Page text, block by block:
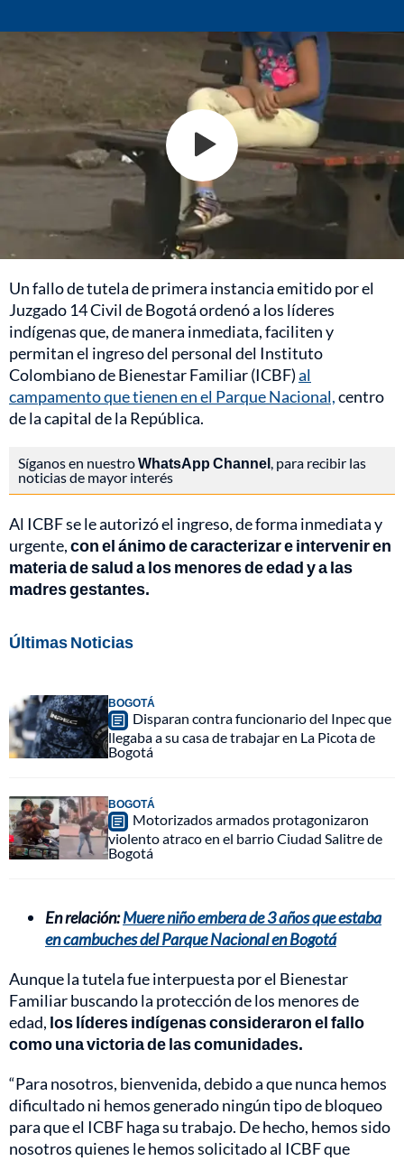
Un fallo de tutela de primera instancia emitido por el
Juzgado 14 Civil de Bogotá ordenó a los líderes
indígenas que, de manera inmediata, faciliten y
permitan el ingreso del personal del Instituto
Colombiano de Bienestar Familiar (ICBF)al
campamento que tienen en el Parque Nacional,centro
de la capital de la República.
Síganos en nuestroWhatsApp Channel , para recibir las
noticias de mayor interés
Al ICBF se le autorizó el ingreso, de forma inmediata y
urgente,con el ánimo de caracterizar e intervenir en
materia de salud a los menores de edad y a las
madres gestantes.
Últimas Noticias
BOGOTÁ
Disparan contra funcionario del Inpec que
llegaba a su casa de trabajar en La Picota de
Bogotá
BOGOTÁ
Motorizados armados protagonizaron
violento atraco en el barrio Ciudad Salitre de
Bogotá
En relación:Muere niño embera de 3 años que estaba
en cambuches del Parque Nacional en Bogotá
Aunque la tutela fue interpuesta por el Bienestar
Familiar buscando la protección de los menores de
edad, los líderes indígenas consideraron el fallo
como una victoria de las comunidades.
“Para nosotros, bienvenida, debido a que nunca hemos
dificultado ni hemos generado ningún tipo de bloqueo
para que el ICBF haga su trabajo. De hecho, hemos sido
nosotros quienes le hemos solicitado al ICBF que